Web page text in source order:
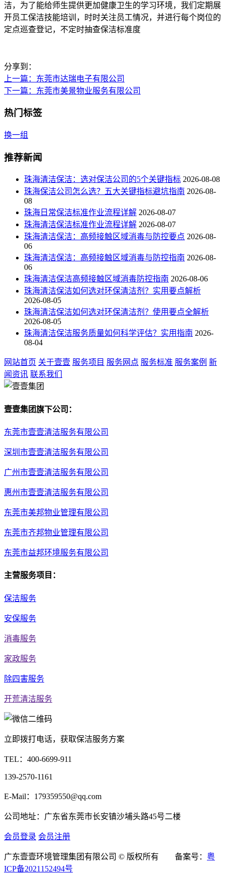
洁，为了能给师生提供更加健康卫生的学习环境，我们定期展
开员工保洁技能培训，时时关注员工情况，并进行每个岗位的
定点巡查登记，不定时抽查保洁标准度
分享到：
上一篇 ：东莞市达瑞电子有限公司
下一篇 ：东莞市美景物业服务有限公司
热门标签
换一组
推荐新闻
珠海清洁保洁：选对保洁公司的5个关键指标 2026-08-08
珠海保洁公司怎么选？五大关键指标避坑指南 2026-08-
08
珠海日常保洁标准作业流程详解 2026-08-07
珠海清洁保洁标准作业流程详解 2026-08-07
珠海清洁保洁：高频接触区域消毒与防控要点 2026-08-
06
珠海清洁保洁：高频接触区域消毒与防控指南 2026-08-
06
珠海清洁保洁高频接触区域消毒防控指南 2026-08-06
珠海清洁保洁如何选对环保清洁剂？实用要点解析
2026-08-05
珠海清洁保洁如何选对环保清洁剂？使用要点全解析
2026-08-05
珠海清洁保洁服务质量如何科学评估？实用指南 2026-
08-04
网站首页 关于壹壹 服务项目 服务网点 服务标准 服务案例 新
闻资讯 联系我们
壹壹集团旗下公司：
东莞市壹壹清洁服务有限公司
深圳市壹壹清洁服务有限公司
广州市壹壹清洁服务有限公司
惠州市壹壹清洁服务有限公司
东莞市美邦物业管理有限公司
东莞市齐邦物业管理有限公司
东莞市益邦环境服务有限公司
主营服务项目：
保洁服务
安保服务
消毒服务
家政服务
除四害服务
开荒清洁服务
立即拨打电话，获取保洁服务方案
TEL： 400-6699-911
139-2570-1161
E-Mail：179359550@qq.com
公司地址：广东省东莞市长安镇沙埔头路45号二楼
会员登录 会员注册
广东壹壹环境管理集团有限公司 © 版权所有 备案号： 粤
ICP备2021152494号